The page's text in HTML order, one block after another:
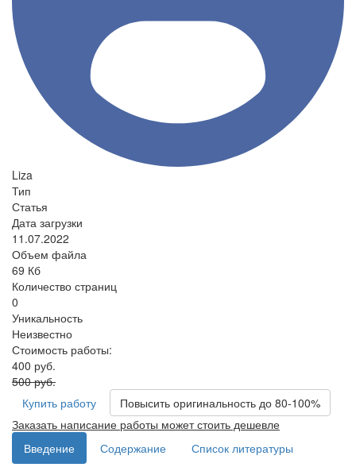
Liza
Тип
Статья
Дата загрузки
11.07.2022
Объем файла
69 Кб
Количество страниц
0
Уникальность
Неизвестно
Стоимость работы:
400 руб.
500 руб.
Купить работу
Повысить оригинальность до 80-100%
Заказать написание работы может стоить дешевле
Введение
Содержание
Список литературы